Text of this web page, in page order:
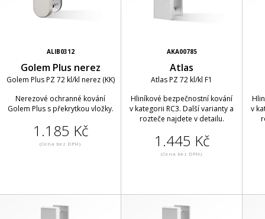
ALIB0312
Golem Plus nerez
Golem Plus PZ 72 kl/kl nerez (KK)
Nerezové ochranné kování
Golem Plus s překrytkou vložky.
1.185 Kč
(Cena bez DPH)
AKA00785
Atlas
Atlas PZ 72 kl/kl F1
Hliníkové bezpečnostní kování
v kategorii RC3. Další varianty a
rozteče najdete v detailu.
1.445 Kč
(Cena bez DPH)
v